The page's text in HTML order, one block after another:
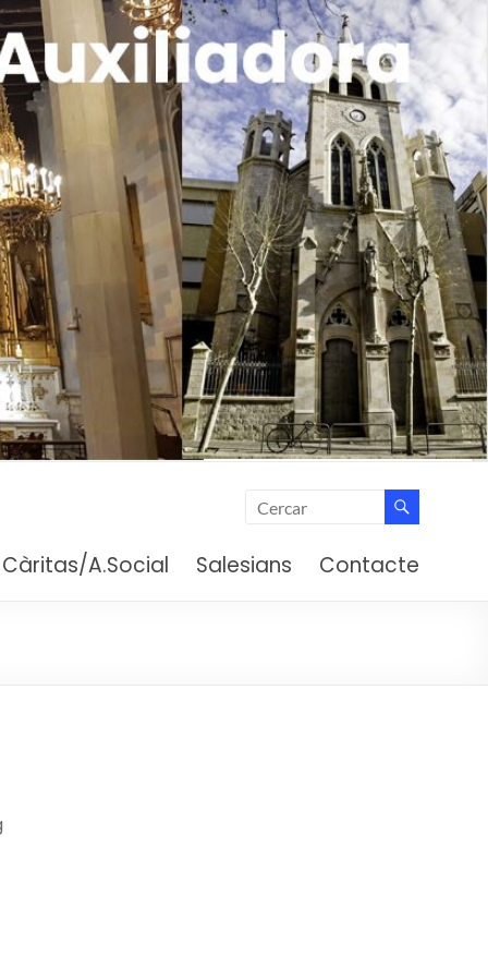
Càritas/A.Social Salesians Contacte